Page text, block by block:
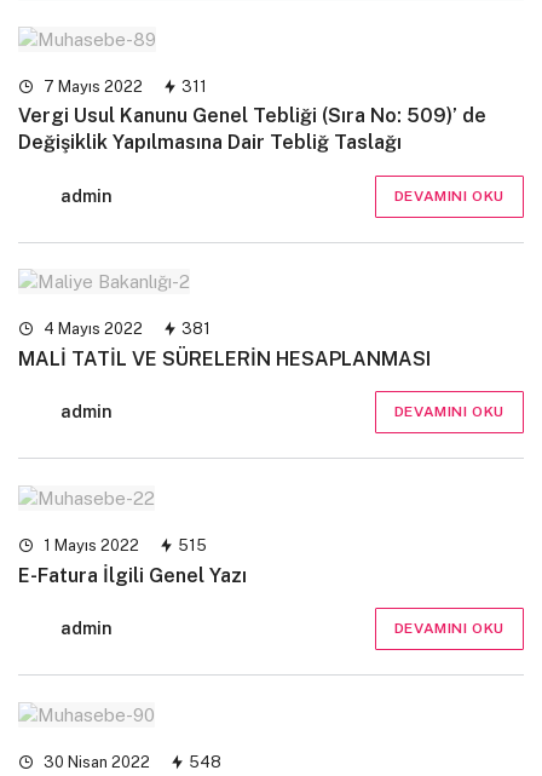
7 Mayıs 2022 311
Vergi Usul Kanunu Genel Tebliği (Sıra No: 509)’ de
Değişiklik Yapılmasına Dair Tebliğ Taslağı
admin DEVAMINI OKU
4 Mayıs 2022 381
MALİ TATİL VE SÜRELERİN HESAPLANMASI
admin DEVAMINI OKU
1 Mayıs 2022 515
E-Fatura İlgili Genel Yazı
admin DEVAMINI OKU
30 Nisan 2022 548